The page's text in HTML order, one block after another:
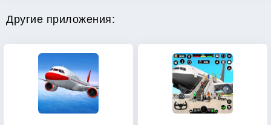
Другие приложения: